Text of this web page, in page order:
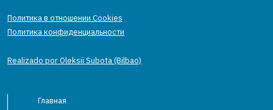
Политика в отношении Cookies
Политика конфиденциальности
Realizado por Oleksii Subota (Bilbao)
Главная